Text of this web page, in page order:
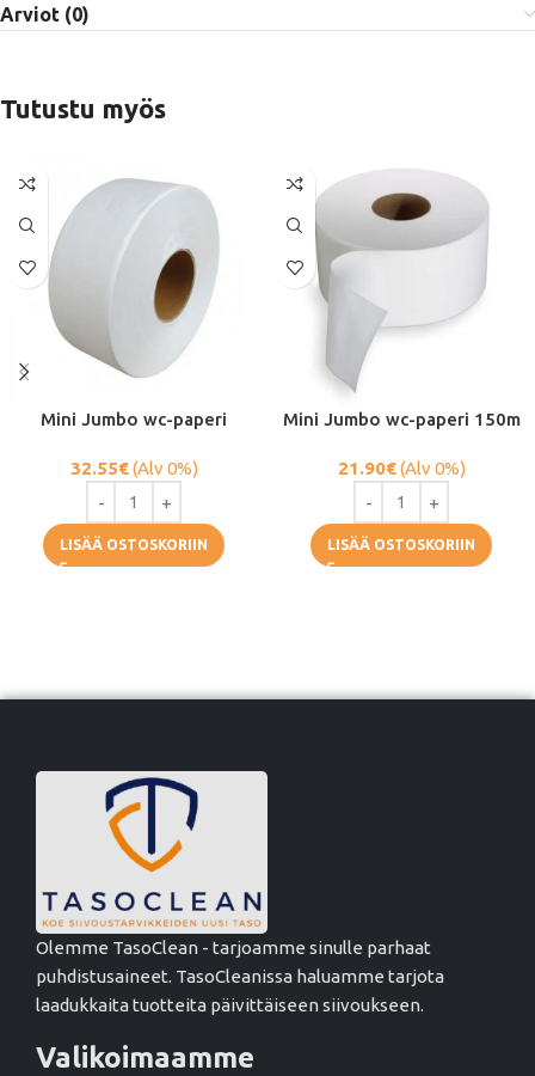
Arviot (0)
Tutustu myös
Mini Jumbo wc-paperi
32.55€(Alv 0%)
LISÄÄ OSTOSKORIIN
Mini Jumbo wc-paperi 150m
21.90€(Alv 0%)
LISÄÄ OSTOSKORIIN
Olemme TasoClean - tarjoamme sinulle parhaat
puhdistusaineet. TasoCleanissa haluamme tarjota
laadukkaita tuotteita päivittäiseen siivoukseen.
Valikoimaamme